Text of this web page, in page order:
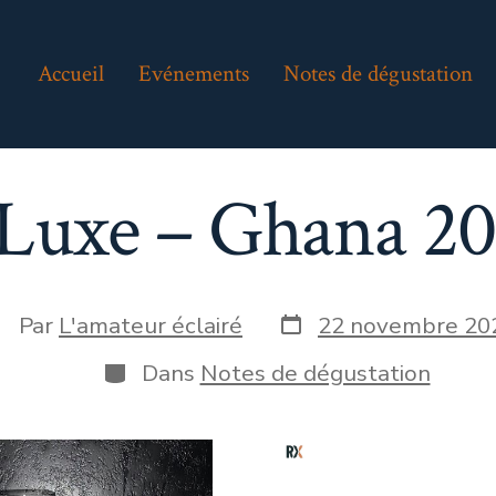
Accueil Evénements Notes de dégustation
– Ghana
Par L'amateur éclairé Date
de
publication
22 novembre
Catégories
Dans Notes de dégustation